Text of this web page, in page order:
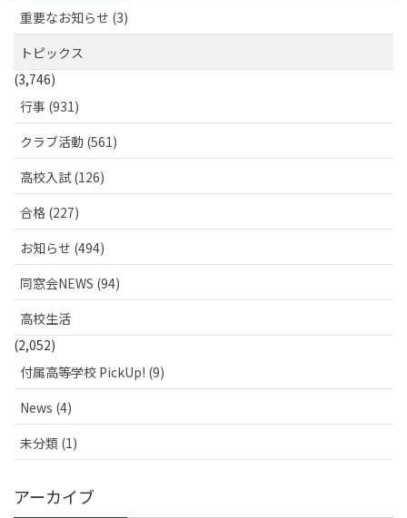
重要なお知らせ (3)
トピックス
(3,746)
行事 (931)
クラブ活動 (561)
高校入試 (126)
合格 (227)
お知らせ (494)
同窓会NEWS (94)
高校生活
(2,052)
付属高等学校 PickUp! (9)
News (4)
未分類 (1)
アーカイブ